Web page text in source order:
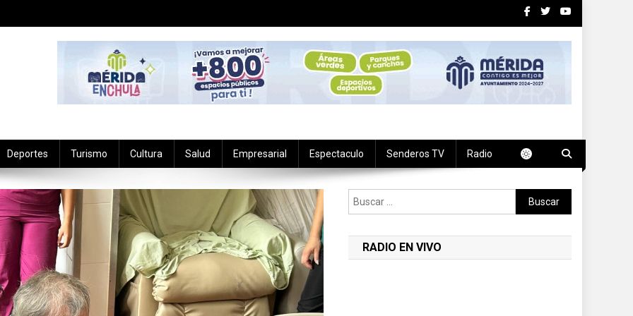
Deportes Turismo Cultura Salud Empresarial Espectaculo Senderos TV Radio
Buscar:
RADIO EN VIVO